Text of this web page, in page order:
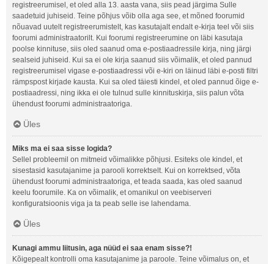
registreerumisel, et oled alla 13. aasta vana, siis pead järgima Sulle
saadetuid juhiseid. Teine põhjus võib olla aga see, et mõned foorumid
nõuavad uutelt registreerumistelt, kas kasutajalt endalt e-kirja teel või siis
foorumi administraatorilt. Kui foorumi registreerumine on läbi kasutaja
poolse kinnituse, siis oled saanud oma e-postiaadressile kirja, ning järgi
sealseid juhiseid. Kui sa ei ole kirja saanud siis võimalik, et oled pannud
registreerumisel vigase e-postiaadressi või e-kiri on läinud läbi e-posti filtri
rämpspost kirjade kausta. Kui sa oled täiesti kindel, et oled pannud õige e-
postiaadressi, ning ikka ei ole tulnud sulle kinnituskirja, siis palun võta
ühendust foorumi administraatoriga.
Üles
Miks ma ei saa sisse logida?
Sellel probleemil on mitmeid võimalikke põhjusi. Esiteks ole kindel, et
sisestasid kasutajanime ja parooli korrektselt. Kui on korrektsed, võta
ühendust foorumi administraatoriga, et teada saada, kas oled saanud
keelu foorumile. Ka on võimalik, et omanikul on veebiserveri
konfiguratsioonis viga ja ta peab selle ise lahendama.
Üles
Kunagi ammu liitusin, aga nüüd ei saa enam sisse?!
Kõigepealt kontrolli oma kasutajanime ja paroole. Teine võimalus on, et